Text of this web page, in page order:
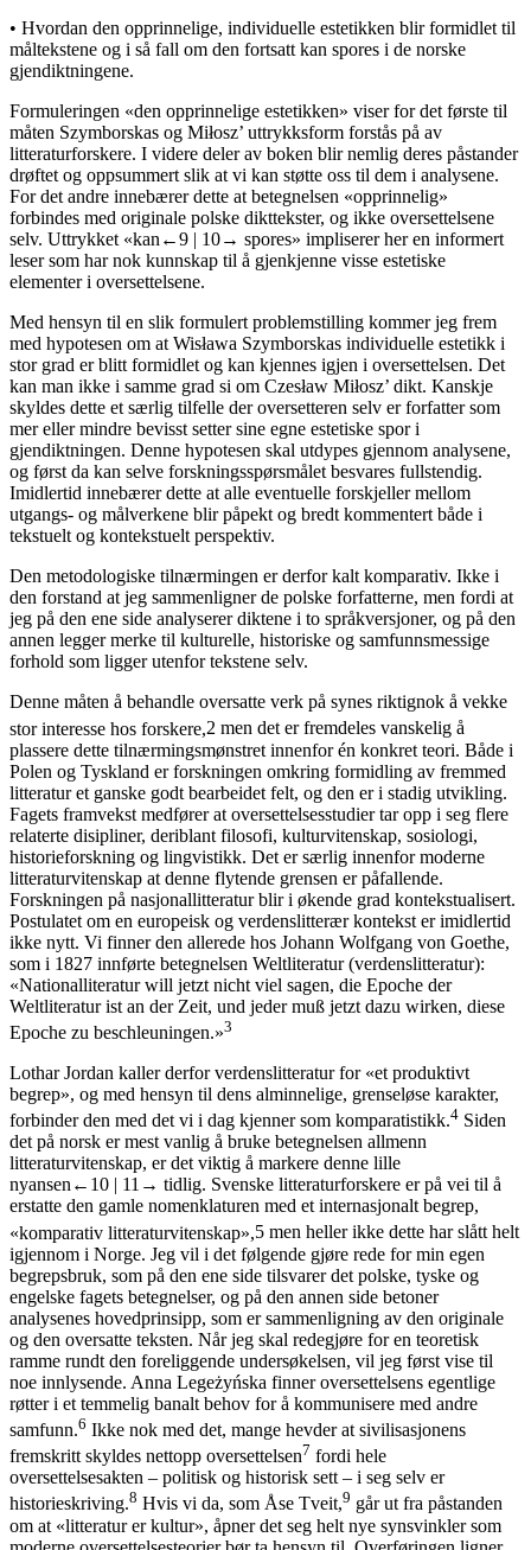
• Hvordan den opprinnelige, individuelle estetikken blir formidlet til
måltekstene og i så fall om den fortsatt kan spores i de norske
gjendiktningene.
Formuleringen «den opprinnelige estetikken» viser for det første til
måten Szymborskas og Miłosz’ uttrykksform forstås på av
litteraturforskere. I videre deler av boken blir nemlig deres påstander
drøftet og oppsummert slik at vi kan støtte oss til dem i analysene.
For det andre innebærer dette at betegnelsen «opprinnelig»
forbindes med originale polske dikttekster, og ikke oversettelsene
selv. Uttrykket «kan ←9 | 10→ spores» impliserer her en informert
leser som har nok kunnskap til å gjenkjenne visse estetiske
elementer i oversettelsene.
Med hensyn til en slik formulert problemstilling kommer jeg frem
med hypotesen om at Wisława Szymborskas individuelle estetikk i
stor grad er blitt formidlet og kan kjennes igjen i oversettelsen. Det
kan man ikke i samme grad si om Czesław Miłosz’ dikt. Kanskje
skyldes dette et særlig tilfelle der oversetteren selv er forfatter som
mer eller mindre bevisst setter sine egne estetiske spor i
gjendiktningen. Denne hypotesen skal utdypes gjennom analysene,
og først da kan selve forskningsspørsmålet besvares fullstendig.
Imidlertid innebærer dette at alle eventuelle forskjeller mellom
utgangs- og målverkene blir påpekt og bredt kommentert både i
tekstuelt og kontekstuelt perspektiv.
Den metodologiske tilnærmingen er derfor kalt komparativ. Ikke i
den forstand at jeg sammenligner de polske forfatterne, men fordi at
jeg på den ene side analyserer diktene i to språkversjoner, og på den
annen legger merke til kulturelle, historiske og samfunnsmessige
forhold som ligger utenfor tekstene selv.
Denne måten å behandle oversatte verk på synes riktignok å vekke
stor interesse hos forskere,2 men det er fremdeles vanskelig å
plassere dette tilnærmingsmønstret innenfor én konkret teori. Både i
Polen og Tyskland er forskningen omkring formidling av fremmed
litteratur et ganske godt bearbeidet felt, og den er i stadig utvikling.
Fagets framvekst medfører at oversettelsesstudier tar opp i seg flere
relaterte disipliner, deriblant filosofi, kulturvitenskap, sosiologi,
historieforskning og lingvistikk. Det er særlig innenfor moderne
litteraturvitenskap at denne flytende grensen er påfallende.
Forskningen på nasjonallitteratur blir i økende grad kontekstualisert.
Postulatet om en europeisk og verdenslitterær kontekst er imidlertid
ikke nytt. Vi finner den allerede hos Johann Wolfgang von Goethe,
som i 1827 innførte betegnelsen Weltliteratur(verdenslitteratur):
«Nationalliteratur will jetzt nicht viel sagen, die Epoche der
Weltliteratur ist an der Zeit, und jeder muß jetzt dazu wirken, diese
Epoche zu beschleuningen.»3
Lothar Jordan kaller derforverdenslitteraturfor «et produktivt
begrep», og med hensyn til dens alminnelige, grenseløse karakter,
forbinder den med det vi i dag kjenner som komparatistikk.4 Siden
det på norsk er mest vanlig å bruke betegnelsen allmenn
litteraturvitenskap, er det viktig å markere denne lille
nyansen ←10 | 11→ tidlig. Svenske litteraturforskere er på vei til å
erstatte den gamle nomenklaturen med et internasjonalt begrep,
«komparativ litteraturvitenskap»,5 men heller ikke dette har slått helt
igjennom i Norge. Jeg vil i det følgende gjøre rede for min egen
begrepsbruk, som på den ene side tilsvarer det polske, tyske og
engelske fagets betegnelser, og på den annen side betoner
analysenes hovedprinsipp, som er sammenligning av den originale
og den oversatte teksten. Når jeg skal redegjøre for en teoretisk
ramme rundt den foreliggende undersøkelsen, vil jeg først vise til
noe innlysende. Anna Legeżyńska finner oversettelsens egentlige
røtter i et temmelig banalt behov for å kommunisere med andre
samfunn.6 Ikke nok med det, mange hevder at sivilisasjonens
fremskritt skyldes nettopp oversettelsen7 fordi hele
oversettelsesakten – politisk og historisk sett – i seg selv er
historieskriving.8 Hvis vi da, som Åse Tveit,9 går ut fra påstanden
om at «litteratur er kultur», åpner det seg helt nye synsvinkler som